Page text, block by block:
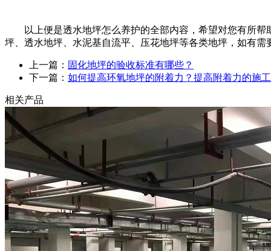
以上便是透水地坪怎么养护的全部内容，希望对您有所
坪、透水地坪、水泥基自流平、压花地坪等各类地坪，如有
上一篇： 固化地坪的验收标准有哪些？
下一篇： 如何提高环氧地坪的附着力？提高附着力的施
相关产品